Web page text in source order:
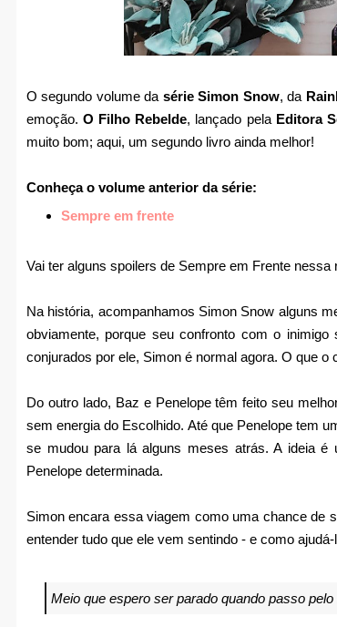
O segundo volume da série Simon Snow, da
emoção.O Filho Rebelde, lançado pela Editora
muito bom; aqui, um segundo livro ainda melhor!
Conheça o volume anterior da série:
Sempre em frente
Vai ter alguns spoilers de Sempre em Frente nessa
Na história, acompanhamos Simon Snow alguns
obviamente, porque seu confronto com o
conjurados por ele, Simon é normal agora. O que o
Do outro lado, Baz e Penelope têm feito seu
sem energia do Escolhido. Até que Penelope tem
se mudou para lá alguns meses atrás. A ideia
Penelope determinada.
Simon encara essa viagem como uma chance de
entender tudo que ele vem sentindo - e como
Meio que espero ser parado quando passo